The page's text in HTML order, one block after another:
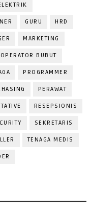
GURU HRD
MARKETING
OPERATOR BUBUT
PROGRAMMER
PERAWAT
RESEPSIONIS
SEKRETARIS
TENAGA MEDIS